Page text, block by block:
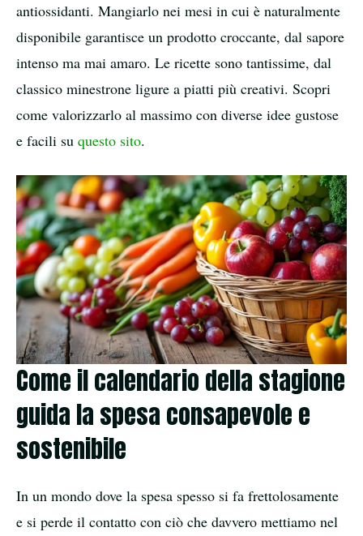
antiossidanti. Mangiarlo nei mesi in cui è naturalmente
disponibile garantisce un prodotto croccante, dal sapore
intenso ma mai amaro. Le ricette sono tantissime, dal
classico minestrone ligure a piatti più creativi. Scopri
come valorizzarlo al massimo con diverse idee gustose
e facili su questo sito.
Come il calendario della stagione
guida la spesa consapevole e
sostenibile
In un mondo dove la spesa spesso si fa frettolosamente
e si perde il contatto con ciò che davvero mettiamo nel